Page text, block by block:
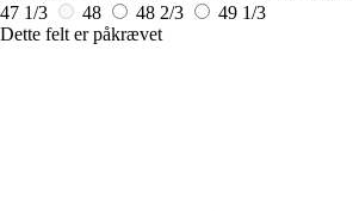
47 1/3
48 48 2/3
49 1/3
Dette felt er påkrævet